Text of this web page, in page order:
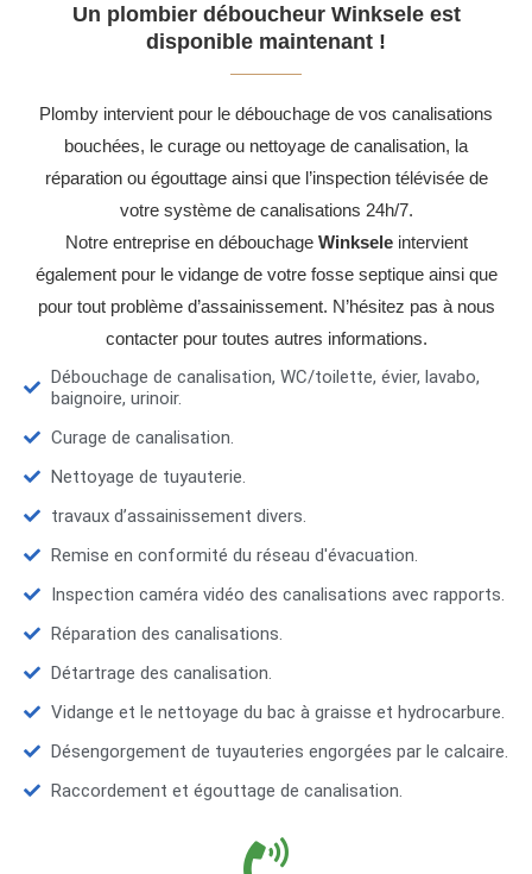
Un plombier déboucheur Winksele est
disponible maintenant !
Plomby intervient pour le débouchage de vos canalisations
bouchées, le curage ou nettoyage de canalisation, la
réparation ou égouttage ainsi que l’inspection télévisée de
votre système de canalisations 24h/7.
Notre entreprise en débouchage Winkseleintervient
également pour le vidange de votre fosse septique ainsi que
pour tout problème d’assainissement. N’hésitez pas à nous
contacter pour toutes autres informations.
Débouchage de canalisation, WC/toilette, évier, lavabo,
baignoire, urinoir.
Curage de canalisation.
Nettoyage de tuyauterie.
travaux d’assainissement divers.
Remise en conformité du réseau d'évacuation.
Inspection caméra vidéo des canalisations avec rapports.
Réparation des canalisations.
Détartrage des canalisation.
Vidange et le nettoyage du bac à graisse et hydrocarbure.
Désengorgement de tuyauteries engorgées par le calcaire.
Raccordement et égouttage de canalisation.